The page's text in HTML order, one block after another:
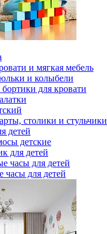
и мягкая мебель
и колыбели
для кровати
столики и стульчики
детей
детские
для детей
часы для детей
часы для детей